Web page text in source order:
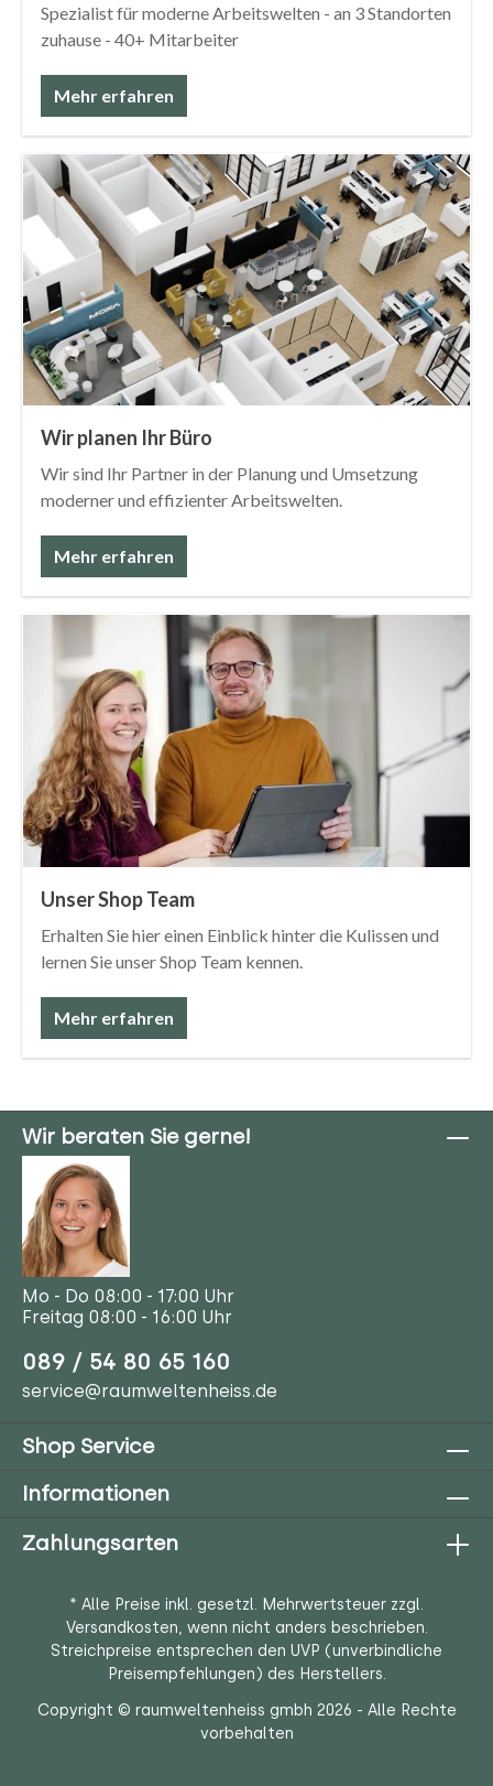
Spezialist für moderne Arbeitswelten - an 3 Standorten
zuhause - 40+ Mitarbeiter
Mehr erfahren
Wir planen Ihr Büro
Wir sind Ihr Partner in der Planung und Umsetzung
moderner und effizienter Arbeitswelten.
Mehr erfahren
Unser Shop Team
Erhalten Sie hier einen Einblick hinter die Kulissen und
lernen Sie unser Shop Team kennen.
Mehr erfahren
Wir beraten Sie gerne!
Mo - Do 08:00 - 17:00 Uhr
Freitag 08:00 - 16:00 Uhr
089 / 54 80 65 160
service@raumweltenheiss.de
Shop Service
Informationen
Zahlungsarten
* Alle Preise inkl. gesetzl. Mehrwertsteuer zzgl.
Versandkosten, wenn nicht anders beschrieben.
Streichpreise entsprechen den UVP (unverbindliche
Preisempfehlungen) des Herstellers.
Copyright © raumweltenheiss gmbh 2026 - Alle Rechte
vorbehalten